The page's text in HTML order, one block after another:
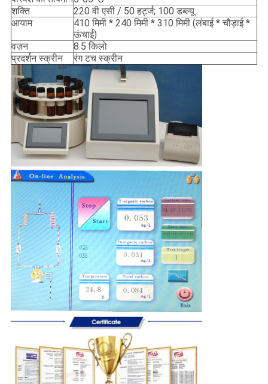
शक्ति
220 वी एसी / 50 हर्ट्ज; 100 डब्ल्यू
आयाम
410 मिमी * 240 मिमी * 310 मिमी (लंबाई * चौड़ाई *
ऊंचाई)
वज़न
8.5 किलो
प्रदर्शन स्क्रीन
रंग टच स्क्रीन